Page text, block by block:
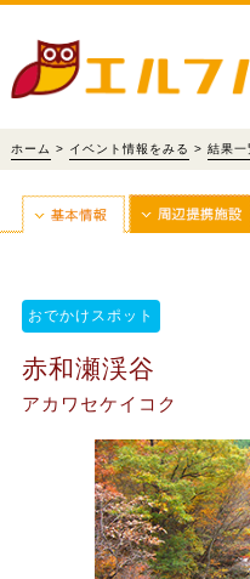
ホーム > イベント情報をみる > 結果一
おでかけスポット
赤和瀬渓谷
アカワセケイコク